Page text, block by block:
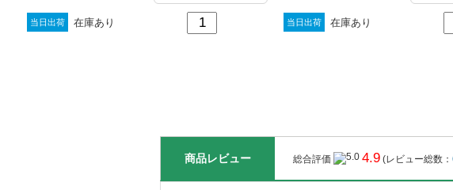
当日出荷 在庫あり 当日出荷 在庫あり
商品レビュー 総合評価 4.9 (レビュー総数：